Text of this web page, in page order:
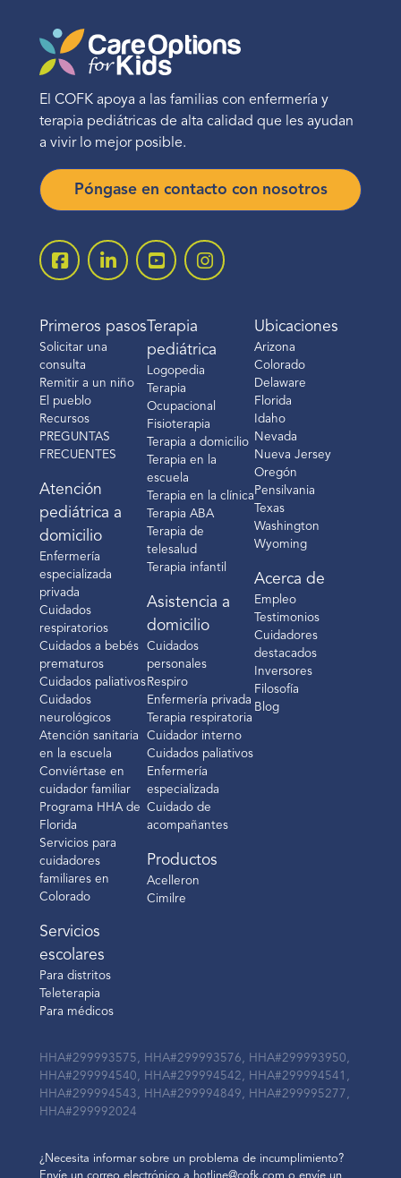
El COFK apoya a las familias con enfermería y
terapia pediátricas de alta calidad que les ayudan
a vivir lo mejor posible.
Póngase en contacto con nosotros
Primeros pasos
Solicitar una
consulta
Remitir a un niño
El pueblo
Recursos
PREGUNTAS
FRECUENTES
Atención
pediátrica a
domicilio
Enfermería
especializada
privada
Cuidados
respiratorios
Cuidados a bebés
prematuros
Cuidados paliativos
Cuidados
neurológicos
Atención sanitaria
en la escuela
Conviértase en
cuidador familiar
Programa HHA de
Florida
Servicios para
cuidadores
familiares en
Colorado
Servicios
escolares
Para distritos
Teleterapia
Para médicos
Terapia
pediátrica
Logopedia
Terapia
Ocupacional
Fisioterapia
Terapia a domicilio
Terapia en la
escuela
Terapia en la clínica
Terapia ABA
Terapia de
telesalud
Terapia infantil
Asistencia a
domicilio
Cuidados
personales
Respiro
Enfermería privada
Terapia respiratoria
Cuidador interno
Cuidados paliativos
Enfermería
especializada
Cuidado de
acompañantes
Productos
Acelleron
Cimilre
Ubicaciones
Arizona
Colorado
Delaware
Florida
Idaho
Nevada
Nueva Jersey
Oregón
Pensilvania
Texas
Washington
Wyoming
Acerca de
Empleo
Testimonios
Cuidadores
destacados
Inversores
Filosofía
Blog
HHA#299993575, HHA#299993576, HHA#299993950,
HHA#299994540, HHA#299994542, HHA#299994541,
HHA#299994543, HHA#299994849, HHA#299995277,
HHA#299992024
¿Necesita informar sobre un problema de incumplimiento?